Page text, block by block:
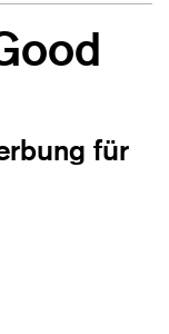
für